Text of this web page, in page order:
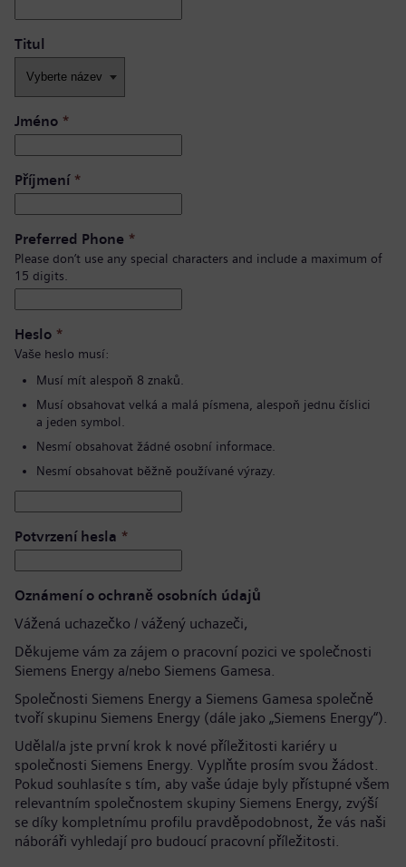
Titul
Jméno *
Příjmení*
Preferred Phone *
Please don’t use any special characters and include a maximum of
15 digits.
Heslo *
Vaše heslo musí:
Musí mít alespoň 8 znaků.
Musí obsahovat velká a malá písmena, alespoň jednu číslici
a jeden symbol.
Nesmí obsahovat žádné osobní informace.
Nesmí obsahovat běžně používané výrazy.
Potvrzení hesla *
Oznámení o ochraně osobních údajů
Vážená uchazečko / vážený uchazeči,
Děkujeme vám za zájem o pracovní pozici ve společnosti
Siemens Energy a/nebo Siemens Gamesa.
Společnosti Siemens Energy a Siemens Gamesa společně
tvoří skupinu Siemens Energy (dále jako „Siemens Energy“).
Udělal/a jste první krok k nové příležitosti kariéry u
společnosti Siemens Energy. Vyplňte prosím svou žádost.
Pokud souhlasíte s tím, aby vaše údaje byly přístupné všem
relevantním společnostem skupiny Siemens Energy, zvýší
se díky kompletnímu profilu pravděpodobnost, že vás naši
náboráři vyhledají pro budoucí pracovní příležitosti.